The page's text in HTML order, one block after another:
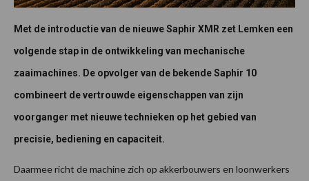
Met de introductie van de nieuwe Saphir XMR zet Lemken een
volgende stap in de ontwikkeling van mechanische
zaaimachines. De opvolger van de bekende Saphir 10
combineert de vertrouwde eigenschappen van zijn
voorganger met nieuwe technieken op het gebied van
precisie, bediening en capaciteit.
Daarmee richt de machine zich op akkerbouwers en loonwerkers